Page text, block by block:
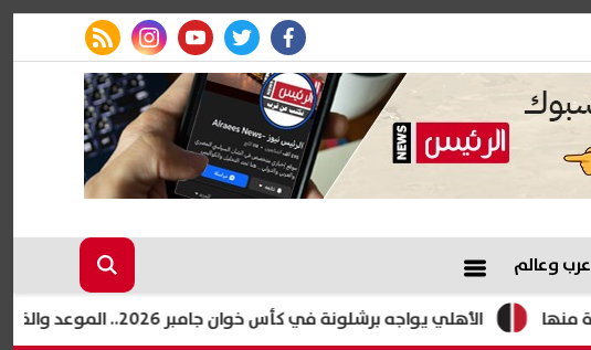
facebook
twitter
youtube
instagram
rss feed
عرب وعالم
الأهلي يواجه برشلونة في كأس خوان جامبر 2026.. الموعد والقنوات الناقلة